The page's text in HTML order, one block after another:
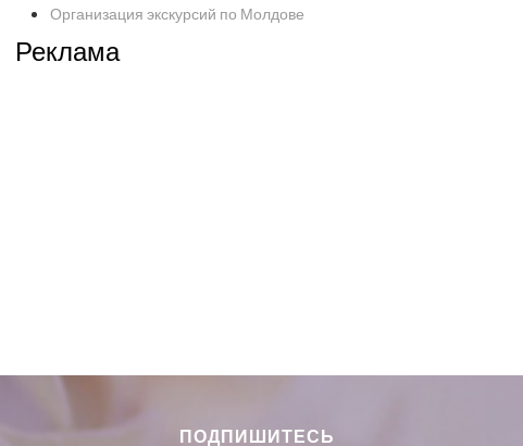
Организация экскурсий по Молдове
Реклама
ПОДПИШИТЕСЬ